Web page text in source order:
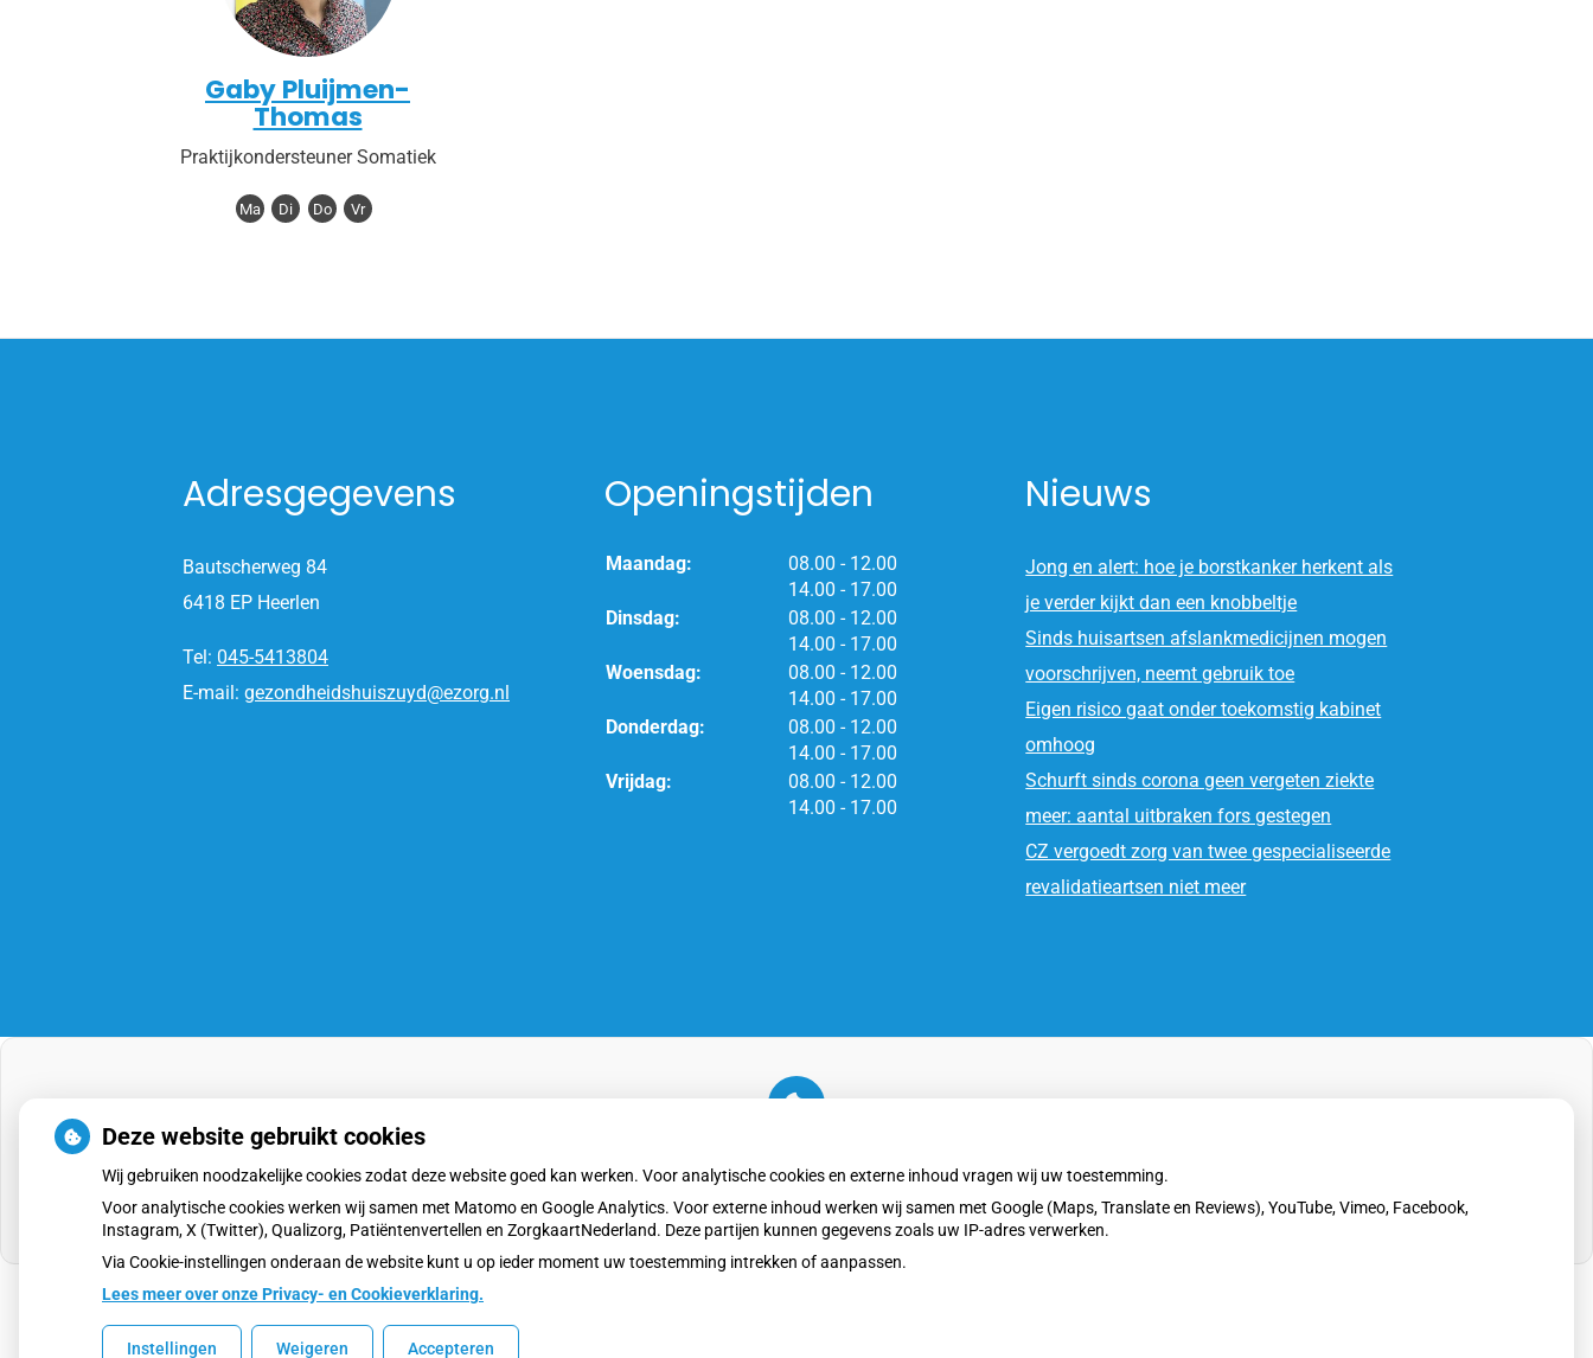
Gaby Pluijmen-
Thomas
Praktijkondersteuner Somatiek
Ma Di Do Vr
Adresgegevens
Bautscherweg 84
6418 EP Heerlen
Tel: 045-5413804
E-mail: gezondheidshuiszuyd@ezorg.nl
Openingstijden
Maandag: 08.00tot
- 12.00
14.00tot
- 17.00
Dinsdag:
08.00tot
- 12.00
14.00tot
- 17.00
Woensdag:
08.00tot
- 12.00
14.00tot
- 17.00
Donderdag:
08.00tot
- 12.00
14.00tot
- 17.00
Vrijdag:
08.00tot
- 12.00
14.00tot
- 17.00
Nieuws
Jong en alert: hoe je borstkanker herkent als
je verder kijkt dan een knobbeltje
Sinds huisartsen afslankmedicijnen mogen
voorschrijven, neemt gebruik toe
Eigen risico gaat onder toekomstig kabinet
omhoog
Schurft sinds corona geen vergeten ziekte
meer: aantal uitbraken fors gestegen
CZ vergoedt zorg van twee gespecialiseerde
revalidatieartsen niet meer
externe inhoud
die nodig is om dit te zien.
Cookie-instellingen wijzigen
Uw Zorg Online|Beheer
Deze website gebruikt cookies
Wij gebruiken noodzakelijke cookies zodat deze website goed kan werken. Voor analytische cookies en externe inhoud vragen wij uw toestemming.
Voor analytische cookies werken wij samen met Matomo en Google Analytics. Voor externe inhoud werken wij samen met Google (Maps, Translate en Reviews), YouTube, Vimeo, Facebook,
Instagram, X (Twitter), Qualizorg, Patiëntenvertellen en ZorgkaartNederland. Deze partijen kunnen gegevens zoals uw IP-adres verwerken.
Via Cookie-instellingen onderaan de website kunt u op ieder moment uw toestemming intrekken of aanpassen.
Lees meer over onze Privacy- en Cookieverklaring.
Instellingen Weigeren Accepteren